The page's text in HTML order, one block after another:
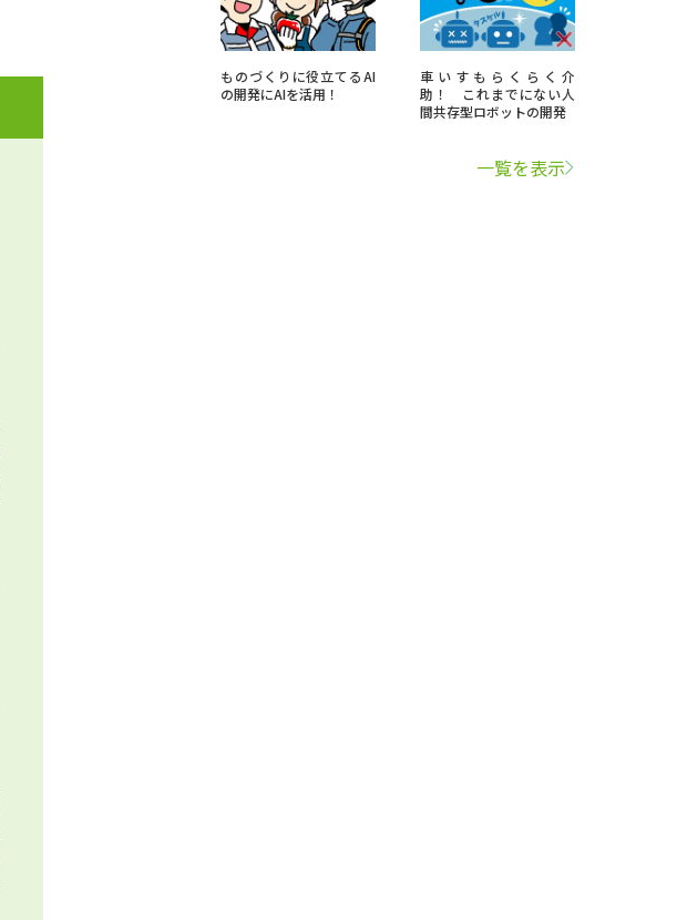
ものづくりに役立てるAI
の開発にAIを活用！
車いすもらくらく介
助！ これまでにない人
間共存型ロボットの開発
一覧を表示